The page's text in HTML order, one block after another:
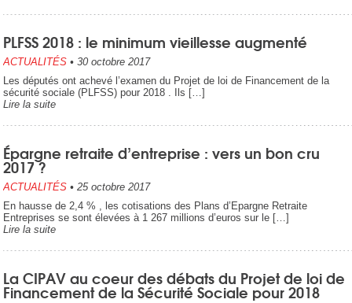
PLFSS 2018 : le minimum vieillesse augmenté
ACTUALITÉS • 30 octobre 2017
Les députés ont achevé l’examen du Projet de loi de Financement de la
sécurité sociale (PLFSS) pour 2018 . Ils […]
Lire la suite
Épargne retraite d’entreprise : vers un bon cru
2017 ?
ACTUALITÉS • 25 octobre 2017
En hausse de 2,4 % , les cotisations des Plans d’Epargne Retraite
Entreprises se sont élevées à 1 267 millions d’euros sur le […]
Lire la suite
La CIPAV au coeur des débats du Projet de loi de
Financement de la Sécurité Sociale pour 2018